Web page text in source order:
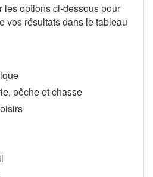
les options ci-dessous pour
vos résultats dans le tableau
pêche et chasse